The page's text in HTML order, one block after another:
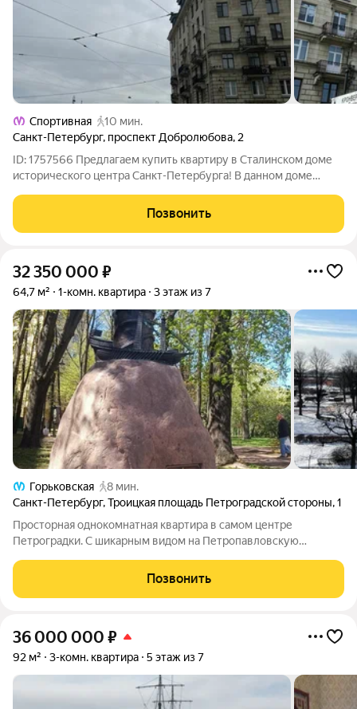
Спортивная
10 мин.
Санкт-Петербург, проспект Добролюбова, 2
ID: 1757566 Предлагаем купить квартиру в Сталинском доме
исторического центра Санкт-Петербурга! В данном доме
свой шанс! Квартира двухсторонняя, приятно радует наличие
балкона с видом в тихий
Позвонить
32 350 000 ₽
64,7 м² 1-комн. квартира 3 этаж из 7
Горьковская
8 мин.
Санкт-Петербург,Троицкая площадь Петроградской стороны,1
Просторная однокомнатная квартира в самом центре
Петроградки. С шикарным видом на Петропавловскую
конструктивизма, на углу Троицкой площади и Петровской
набережной. Включен в список объектов
Позвонить
36 000 000 ₽
92 м² 3-комн. квартира 5 этаж из 7